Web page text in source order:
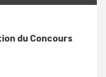
du Concours